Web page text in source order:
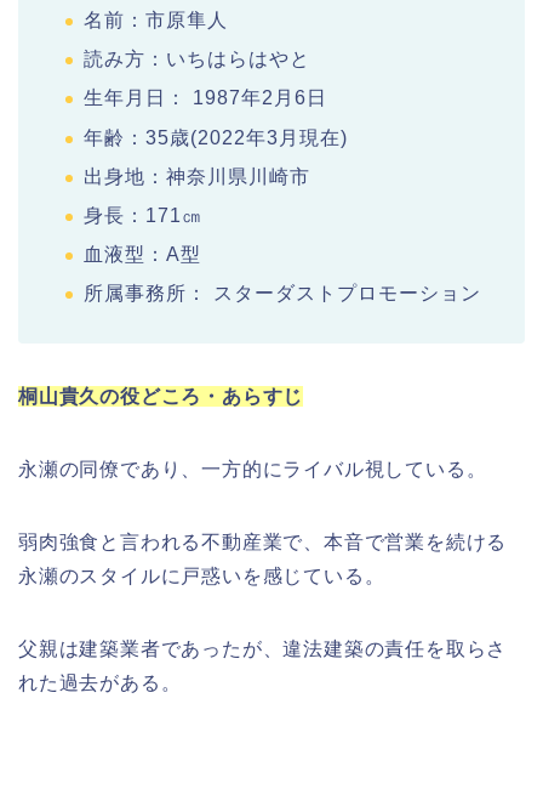
名前：市原隼人
読み方：いちはらはやと
生年月日： 1987年2月6日
年齢：35歳(2022年3月現在)
出身地：神奈川県川崎市
身長：171㎝
血液型：A型
所属事務所： スターダストプロモーション
桐山貴久の役どころ・あらすじ
永瀬の同僚であり、一方的にライバル視している。
弱肉強食と言われる不動産業で、本音で営業を続ける
永瀬のスタイルに戸惑いを感じている。
父親は建築業者であったが、違法建築の責任を取らさ
れた過去がある。